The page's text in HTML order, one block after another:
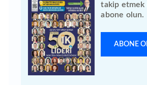
takip etmek
abone olun.
ABONE